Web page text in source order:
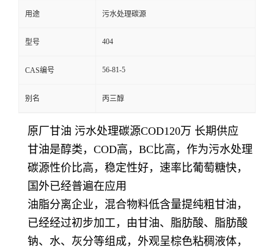
用途 污水处理碳源
型号 404
CAS编号 56-81-5
别名 丙三醇
原厂甘油 污水处理碳源COD120万 长期供应
甘油是醇类，COD高，BC比高，作为污水处理
碳源性价比高，稳定性好，速率比葡萄糖快，
国外已经普遍在应用
油脂分离企业，混合物料低含量提纯粗甘油，
已经经过初步加工，由甘油、脂肪酸、脂肪酸
钠、水、灰分等组成，外观呈棕色粘稠液体，